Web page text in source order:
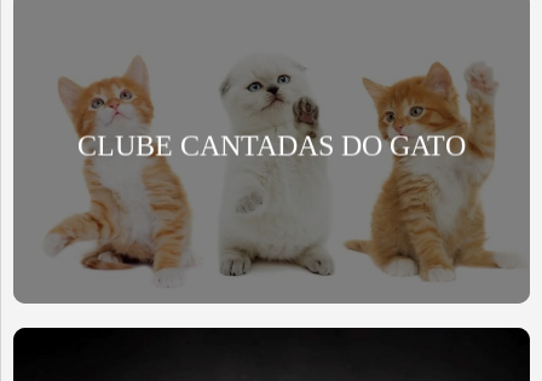
CLUBE CANTADAS DO GATO